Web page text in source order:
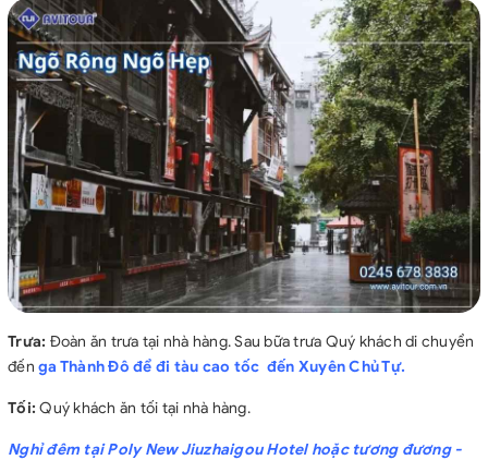
Trưa: Đoàn ăn trưa tại nhà hàng. Sau bữa trưa Quý khách di chuyển
đến ga Thành Đô để đi tàu cao tốc đến Xuyên Chủ Tự.
Tối:Quý khách ăn tối tại nhà hàng.
Nghỉ đêm tại Poly New Jiuzhaigou Hotel hoặc tương đương -